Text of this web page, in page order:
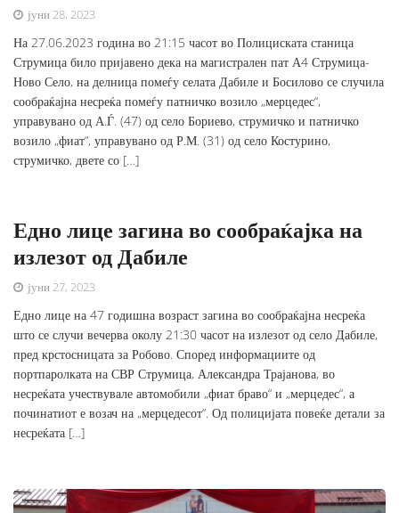
јуни 28, 2023
На 27.06.2023 година во 21:15 часот во Полициската станица
Струмица било пријавено дека на магистрален пат А4 Струмица-
Ново Село, на делница помеѓу селата Дабиле и Босилово се случила
сообраќајна несреќа помеѓу патничко возило „мерцедес“,
управувано од А.Ѓ. (47) од село Бориево, струмичко и патничко
возило „фиат“, управувано од Р.М. (31) од село Костурино,
струмичко, двете со […]
Едно лице загина во сообраќајка на
излезот од Дабиле
јуни 27, 2023
Едно лице на 47 годишна возраст загина во сообраќајна несреќа
што се случи вечерва околу 21:30 часот на излезот од село Дабиле,
пред крстосницата за Робово. Според информациите од
портпаролката на СВР Струмица, Александра Трајанова, во
несреќата учествувале автомобили „фиат браво“ и „мерцедес“, а
починатиот е возач на „мерцедесот“. Од полицијата повеќе детали за
несреќата […]